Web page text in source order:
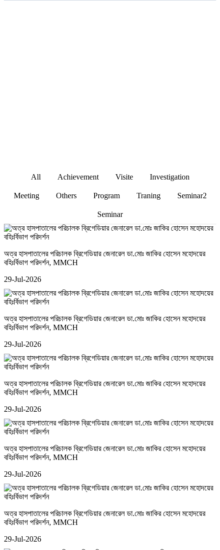
All Achievement Visite Investigation
Meeting Others Program Traning Seminar2
Seminar
অত্র হাসপাতালের পরিচালক ব্রিগেডিয়ার জেনারেল ডা.মোঃ জাকির হোসেন মহোদয়ের
বহিঃর্বিভাগ পরিদর্শন, MMCH
29-Jul-2026
অত্র হাসপাতালের পরিচালক ব্রিগেডিয়ার জেনারেল ডা.মোঃ জাকির হোসেন মহোদয়ের
বহিঃর্বিভাগ পরিদর্শন, MMCH
29-Jul-2026
অত্র হাসপাতালের পরিচালক ব্রিগেডিয়ার জেনারেল ডা.মোঃ জাকির হোসেন মহোদয়ের
বহিঃর্বিভাগ পরিদর্শন, MMCH
29-Jul-2026
অত্র হাসপাতালের পরিচালক ব্রিগেডিয়ার জেনারেল ডা.মোঃ জাকির হোসেন মহোদয়ের
বহিঃর্বিভাগ পরিদর্শন, MMCH
29-Jul-2026
অত্র হাসপাতালের পরিচালক ব্রিগেডিয়ার জেনারেল ডা.মোঃ জাকির হোসেন মহোদয়ের
বহিঃর্বিভাগ পরিদর্শন, MMCH
29-Jul-2026